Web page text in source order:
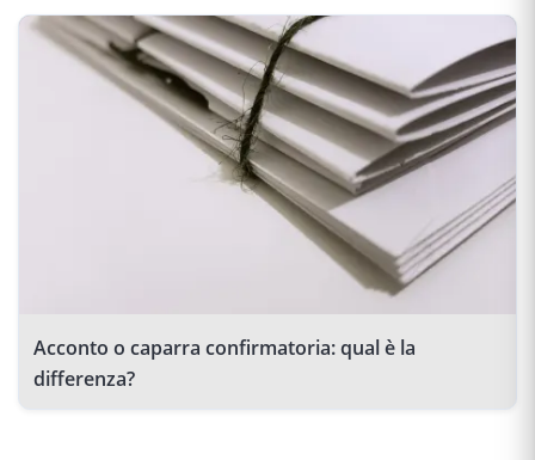
Acconto o caparra confirmatoria: qual è la
differenza?